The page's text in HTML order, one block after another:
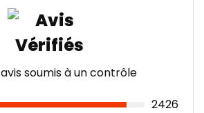
avis soumis à un contrôle
2426